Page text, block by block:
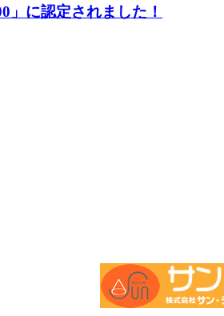
」に認定されました！